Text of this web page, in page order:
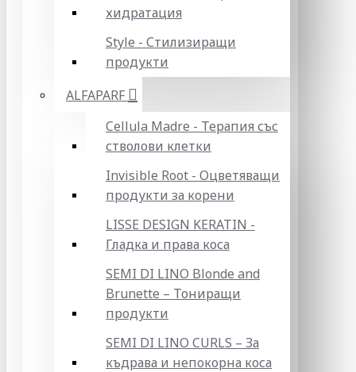
хидратация
Style - Стилизиращи
продукти
ALFAPARF
Cellula Madre - Терапия със
стволови клетки
Invisible Root - Оцветяващи
продукти за корени
LISSE DESIGN KERATIN -
Гладка и права коса
SEMI DI LINO Blonde and
Brunette – Тониращи
продукти
SEMI DI LINO CURLS – За
къдрава и непокорна коса